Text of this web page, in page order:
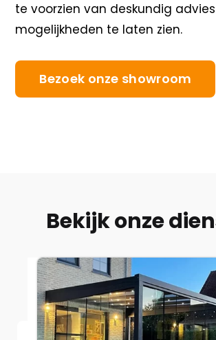
te voorzien van deskundig
mogelijkheden te laten zien.
Bezoek onze showroom
Bekijk onze